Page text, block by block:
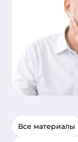
Все материалы